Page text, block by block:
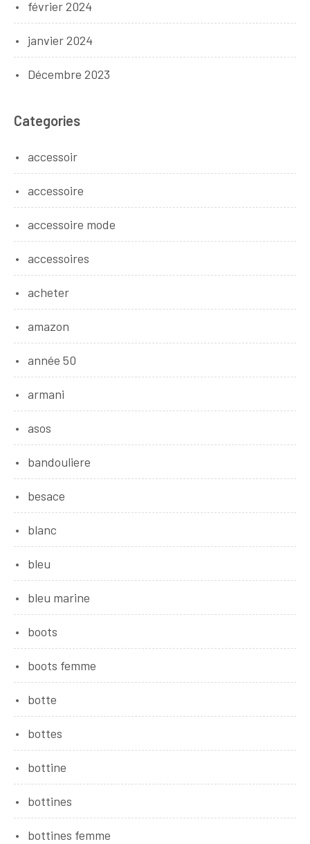
février 2024
janvier 2024
Décembre 2023
Categories
accessoir
accessoire
accessoire mode
accessoires
acheter
amazon
année 50
armani
asos
bandouliere
besace
blanc
bleu
bleu marine
boots
boots femme
botte
bottes
bottine
bottines
bottines femme